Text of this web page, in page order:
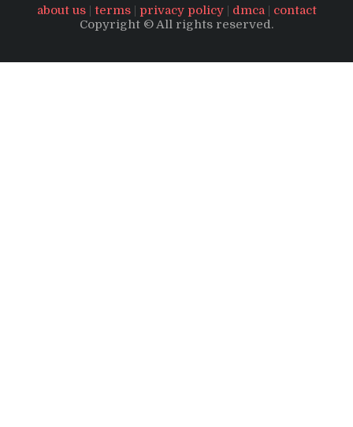
about us| terms| privacy policy| dmca | contact
Copyright © All rights reserved.